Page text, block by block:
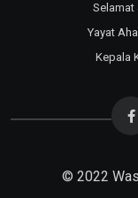
Selamat
Yayat
Kepala
© 2022